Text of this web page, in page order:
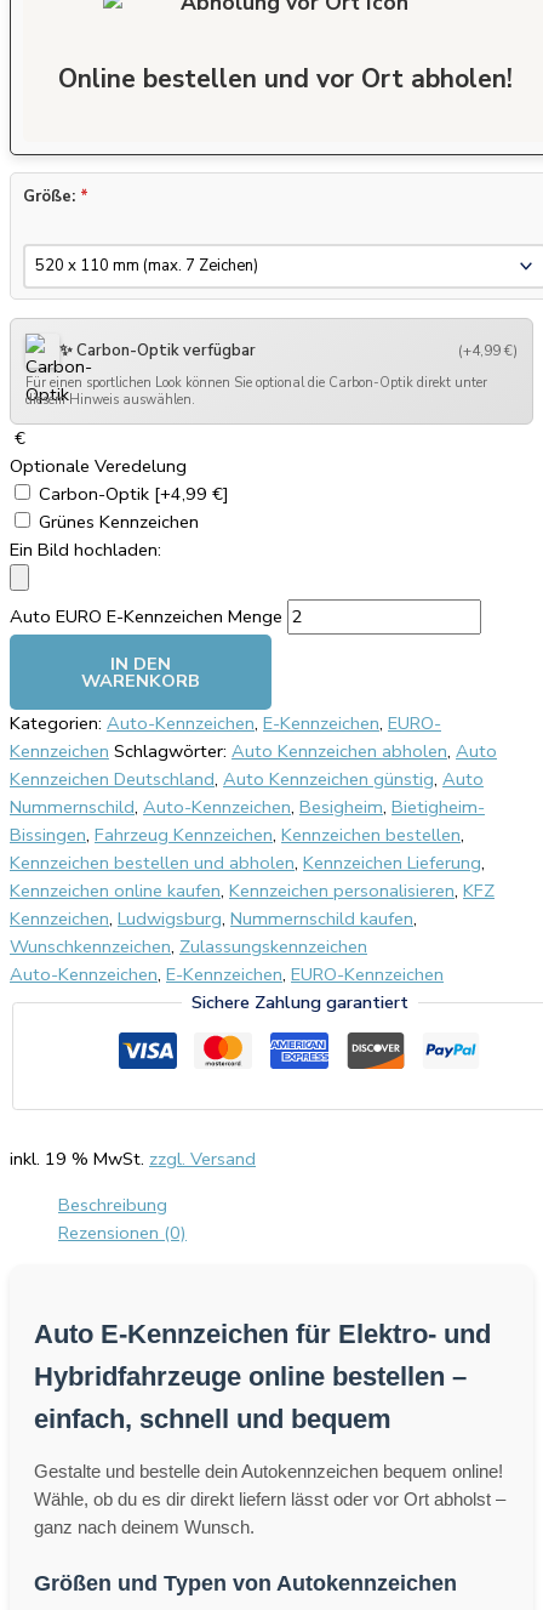
Online bestellen und vor Ort abholen!
Größe: *
✨ Carbon-Optik verfügbar (+4,99 €)
Für einen sportlichen Look können Sie optional die Carbon-Optik direkt unter
diesem Hinweis auswählen.
€
Optionale Veredelung
Carbon-Optik [+4,99 €]
Grünes Kennzeichen
Ein Bild hochladen:
Auto EURO E-Kennzeichen Menge
IN DEN
WARENKORB
Kategorien: Auto-Kennzeichen, E-Kennzeichen, EURO-
Kennzeichen Schlagwörter: Auto Kennzeichen abholen, Auto
Kennzeichen Deutschland, Auto Kennzeichen günstig, Auto
Nummernschild, Auto-Kennzeichen, Besigheim, Bietigheim-
Bissingen, Fahrzeug Kennzeichen, Kennzeichen bestellen,
Kennzeichen bestellen und abholen, Kennzeichen Lieferung,
Kennzeichen online kaufen, Kennzeichen personalisieren, KFZ
Kennzeichen, Ludwigsburg, Nummernschild kaufen,
Wunschkennzeichen, Zulassungskennzeichen
Auto-Kennzeichen, E-Kennzeichen, EURO-Kennzeichen
Sichere Zahlung garantiert
inkl. 19 % MwSt. zzgl. Versand
Beschreibung
Rezensionen (0)
Auto E-Kennzeichen für Elektro- und
Hybridfahrzeuge online bestellen –
einfach, schnell und bequem
Gestalte und bestelle dein Autokennzeichen bequem online!
Wähle, ob du es dir direkt liefern lässt oder vor Ort abholst –
ganz nach deinem Wunsch.
Größen und Typen von Autokennzeichen